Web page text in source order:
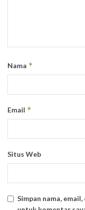
Nama *
Email *
Situs Web
Simpan nama,